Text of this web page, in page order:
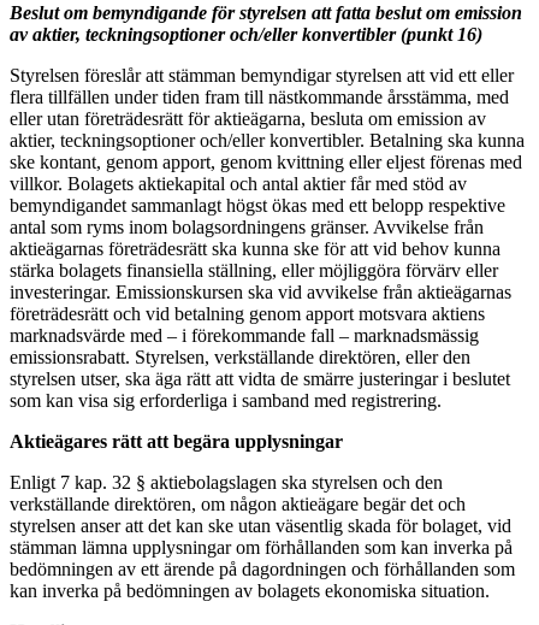
Beslut om bemyndigande för styrelsen att fatta beslut om emission
av aktier, teckningsoptioner och/eller konvertibler (punkt 16)
Styrelsen föreslår att stämman bemyndigar styrelsen att vid ett eller
flera tillfällen under tiden fram till nästkommande årsstämma, med
eller utan företrädesrätt för aktieägarna, besluta om emission av
aktier, teckningsoptioner och/eller konvertibler. Betalning ska kunna
ske kontant, genom apport, genom kvittning eller eljest förenas med
villkor. Bolagets aktiekapital och antal aktier får med stöd av
bemyndigandet sammanlagt högst ökas med ett belopp respektive
antal som ryms inom bolagsordningens gränser. Avvikelse från
aktieägarnas företrädesrätt ska kunna ske för att vid behov kunna
stärka bolagets finansiella ställning, eller möjliggöra förvärv eller
investeringar. Emissionskursen ska vid avvikelse från aktieägarnas
företrädesrätt och vid betalning genom apport motsvara aktiens
marknadsvärde med – i förekommande fall – marknadsmässig
emissionsrabatt. Styrelsen, verkställande direktören, eller den
styrelsen utser, ska äga rätt att vidta de smärre justeringar i beslutet
som kan visa sig erforderliga i samband med registrering.
Aktieägares rätt att begära upplysningar
Enligt 7 kap. 32 § aktiebolagslagen ska styrelsen och den
verkställande direktören, om någon aktieägare begär det och
styrelsen anser att det kan ske utan väsentlig skada för bolaget, vid
stämman lämna upplysningar om förhållanden som kan inverka på
bedömningen av ett ärende på dagordningen och förhållanden som
kan inverka på bedömningen av bolagets ekonomiska situation.